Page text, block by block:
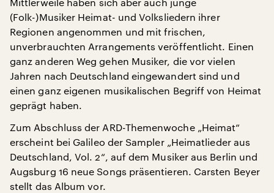
(Folk-)Musiker Heimat- und Volksliedern ihrer
Regionen angenommen und mit frischen,
unverbrauchten Arrangements veröffentlicht. Einen
ganz anderen Weg gehen Musiker, die vor vielen
Jahren nach Deutschland eingewandert sind und
einen ganz eigenen musikalischen Begriff von Heimat
geprägt haben.
Zum Abschluss der ARD-Themenwoche „Heimat“
erscheint bei Galileo der Sampler „Heimatlieder aus
Deutschland, Vol. 2“, auf dem Musiker aus Berlin und
Augsburg 16 neue Songs präsentieren. Carsten Beyer
stellt das Album vor.